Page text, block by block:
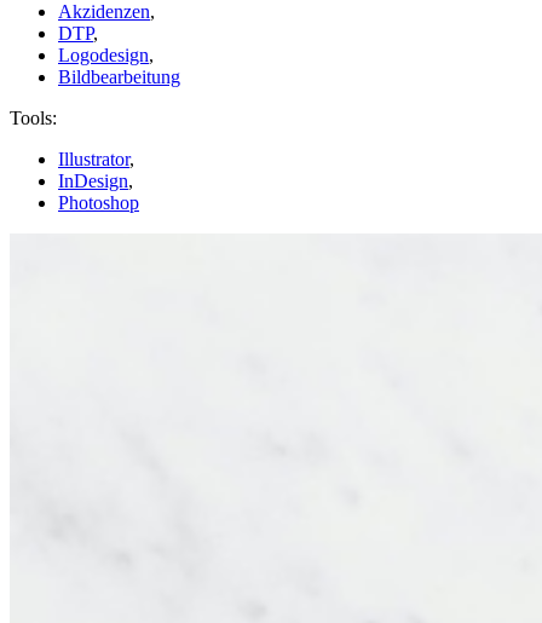
Akzidenzen,
DTP,
Logodesign,
Bildbearbeitung
Tools:
Illustrator,
InDesign,
Photoshop